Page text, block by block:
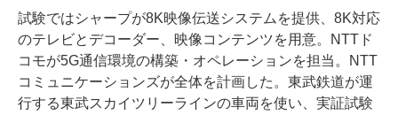
試験ではシャープが8K映像伝送システムを提供、8K対応
のテレビとデコーダー、映像コンテンツを用意。NTTド
コモが5G通信環境の構築・オペレーションを担当。NTT
コミュニケーションズが全体を計画した。東武鉄道が運
行する東武スカイツリーラインの車両を使い、実証試験